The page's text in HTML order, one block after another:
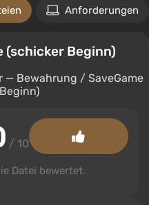
Anforderungen
(schicker Beginn)
/ 10
Datei bewertet.